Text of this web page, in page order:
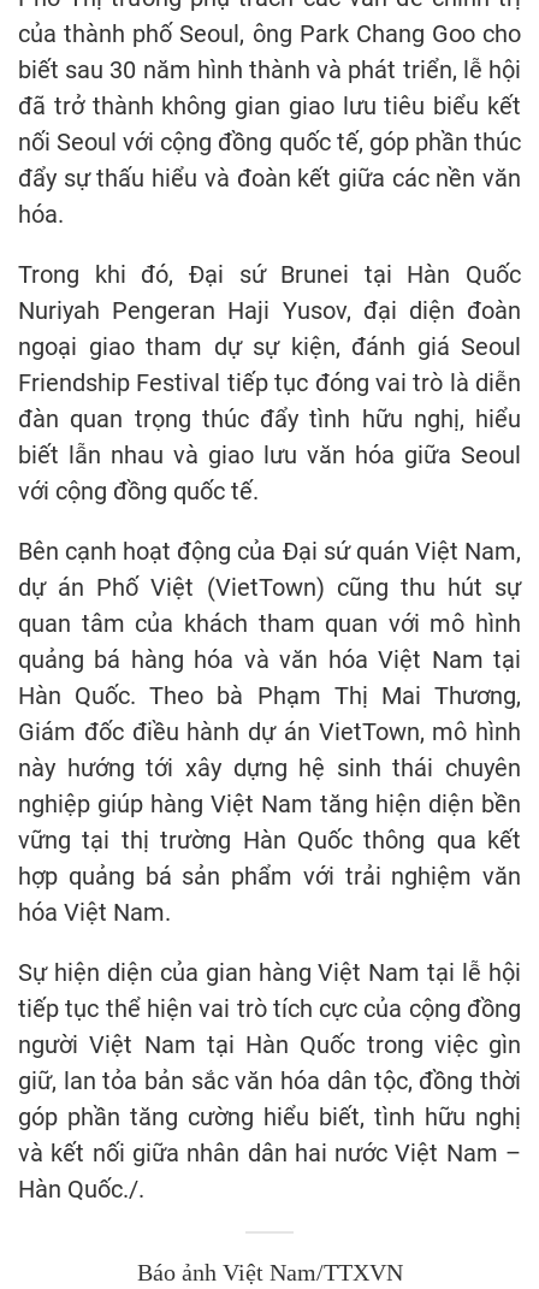
của thành phố Seoul, ông Park Chang Goo cho
biết sau 30 năm hình thành và phát triển, lễ hội
đã trở thành không gian giao lưu tiêu biểu kết
nối Seoul với cộng đồng quốc tế, góp phần thúc
đẩy sự thấu hiểu và đoàn kết giữa các nền văn
hóa.
Trong khi đó, Đại sứ Brunei tại Hàn Quốc
Nuriyah Pengeran Haji Yusov, đại diện đoàn
ngoại giao tham dự sự kiện, đánh giá Seoul
Friendship Festival tiếp tục đóng vai trò là diễn
đàn quan trọng thúc đẩy tình hữu nghị, hiểu
biết lẫn nhau và giao lưu văn hóa giữa Seoul
với cộng đồng quốc tế.
Bên cạnh hoạt động của Đại sứ quán Việt Nam,
dự án Phố Việt (VietTown) cũng thu hút sự
quan tâm của khách tham quan với mô hình
quảng bá hàng hóa và văn hóa Việt Nam tại
Hàn Quốc. Theo bà Phạm Thị Mai Thương,
Giám đốc điều hành dự án VietTown, mô hình
này hướng tới xây dựng hệ sinh thái chuyên
nghiệp giúp hàng Việt Nam tăng hiện diện bền
vững tại thị trường Hàn Quốc thông qua kết
hợp quảng bá sản phẩm với trải nghiệm văn
hóa Việt Nam.
Sự hiện diện của gian hàng Việt Nam tại lễ hội
tiếp tục thể hiện vai trò tích cực của cộng đồng
người Việt Nam tại Hàn Quốc trong việc gìn
giữ, lan tỏa bản sắc văn hóa dân tộc, đồng thời
góp phần tăng cường hiểu biết, tình hữu nghị
và kết nối giữa nhân dân hai nước Việt Nam –
Hàn Quốc./.
Báo ảnh Việt Nam/TTXVN